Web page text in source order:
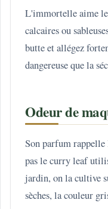
L'immortelle aime
calcaires ou
butte et allégez
dangereuse que la
Odeur de
Son parfum
pas le curry leaf
jardin, on la cultive
sèches, la couleur